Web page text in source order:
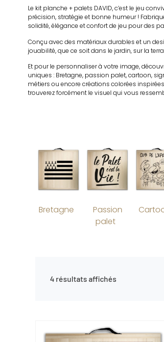
Le kit planche + palets DAVID, c’est le jeu
précision, stratégie et bonne humeur !
solidité, élégance et confort de jeu pour des
Conçu avec des matériaux durables et un
jouabilité, que ce soit dans le jardin, sur la
Et pour le personnaliser à votre image,
uniques : Bretagne, passion palet, cartoon,
métiers ou encore créations colorées
trouverez forcément le visuel qui vous
Bretagne
Passion
palet
4 résultats affichés